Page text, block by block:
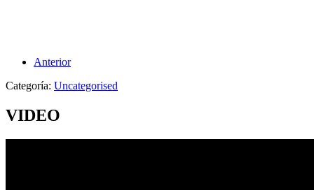
Anterior
Categoría: Uncategorised
VIDEO